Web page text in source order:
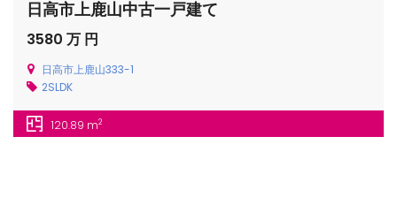
日高市上鹿山中古一戸建て
3580 万 円
日高市上鹿山333-1
2SLDK
120.89 m2